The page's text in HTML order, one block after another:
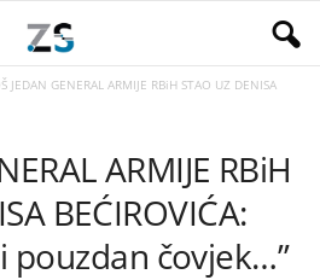
JEDAN GENERAL ARMIJE RBiH STAO UZ DENISA
ARMIJE RBiH
BEĆIROVIĆA:
pouzdan čovjek…”